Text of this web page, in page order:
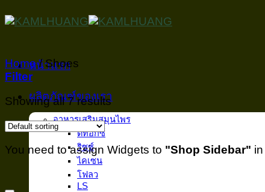
to
หน้าเเรก
ผลิตภัณฑ์ของเรา
อาหารเสริมสมุนไพร
ดีท็อกซ์
ริซซ์
ไคเซน
โฟลว
LS
Home /Shoes
Filter
Showing all 7 results
You need to assign Widgets to "Shop Sidebar" in